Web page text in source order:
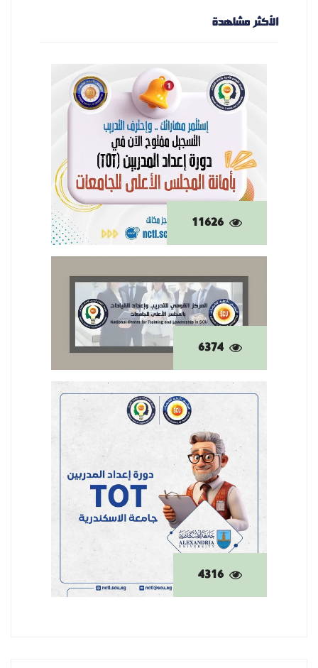
الأكثر مشاهدة
11626
6374
4316